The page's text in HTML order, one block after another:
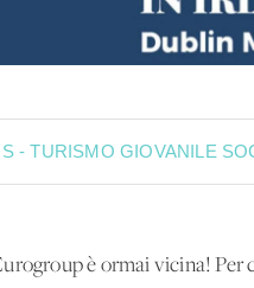
- TURISMO GIOVANILE
è ormai vicina! Per